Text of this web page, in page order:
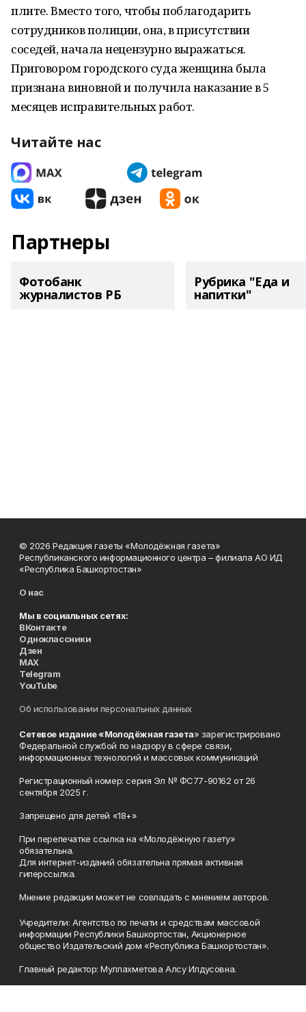
плите. Вместо того, чтобы поблагодарить
сотрудников полиции, она, в присутствии
соседей, начала нецензурно выражаться.
Приговором городского суда женщина была
признана виновной и получила наказание в 5
месяцев исправительных работ.
Читайте нас
Партнеры
Фотобанк
журналистов РБ
Рубрика "Еда и
напитки"
© 2026 Редакция газеты «Молодёжная газета»
Республиканского информационного центра – филиала АО ИД
«Республика Башкортостан»
О нас
Мы в социальных сетях:
ВКонтакте
Одноклассники
Дзен
MAX
Telegram
YouTube
Об использовании персональных данных
Сетевое издание «Молодёжная газета» зарегистрировано
Федеральной службой по надзору в сфере связи,
информационных технологий и массовых коммуникаций
Регистрационный номер: серия Эл № ФС77-90162 от 26
сентября 2025 г.
Запрещено для детей «18+»
При перепечатке ссылка на «Молодёжную газету»
обязательна.
Для интернет-изданий обязательна прямая активная
гиперссылка.
Мнение редакции может не совпадать с мнением авторов.
Учредители: Агентство по печати и средствам массовой
информации Республики Башкортостан, Акционерное
общество Издательский дом «Республика Башкортостан».
Главный редактор: Муллахметова Алсу Илдусовна.